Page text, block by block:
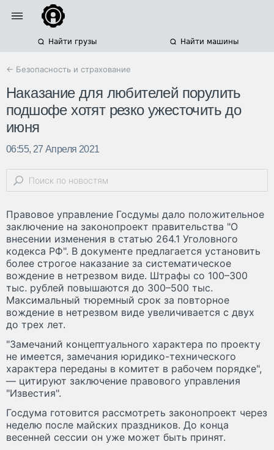
Найти грузы Найти машины
← Безопасность и страхование
Наказание для любителей порулить
подшофе хотят резко ужесточить до
июня
06:55, 27 Апреля 2021
Правовое управление Госдумы дало положительное
заключение на законопроект правительства "О
внесении изменения в статью 264.1 Уголовного
кодекса РФ". В документе предлагается установить
более строгое наказание за систематическое
вождение в нетрезвом виде. Штрафы со 100–300
тыс. рублей повышаются до 300–500 тыс.
Максимальный тюремный срок за повторное
вождение в нетрезвом виде увеличивается с двух
до трех лет.
"Замечаний концептуального характера по проекту
не имеется, замечания юридико-технического
характера переданы в комитет в рабочем порядке",
— цитируют заключение правового управления
"Известия".
Госдума готовится рассмотреть законопроект через
неделю после майских праздников. До конца
весенней сессии он уже может быть принят.